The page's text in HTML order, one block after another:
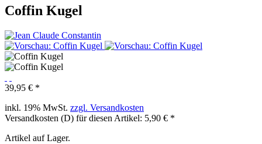
Coffin Kugel
39,95 € *
inkl. 19% MwSt. zzgl. Versandkosten
Versandkosten (D) für diesen Artikel: 5,90 € *
Artikel auf Lager.